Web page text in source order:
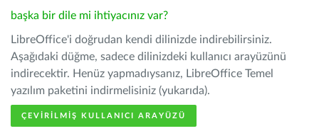
başka bir dile mi ihtiyacınız var?
LibreOffice'i doğrudan kendi dilinizde indirebilirsiniz.
Aşağıdaki düğme, sadece dilinizdeki kullanıcı arayüzünü
indirecektir. Henüz yapmadıysanız, LibreOffice Temel
yazılım paketini indirmelisiniz (yukarıda).
ÇEVIRILMIŞ KULLANICI ARAYÜZÜ